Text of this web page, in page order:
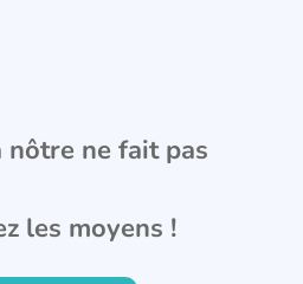
ne fait pas
les moyens !